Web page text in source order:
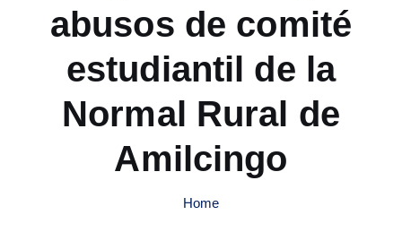
abusos de comité
estudiantil de la
Normal Rural de
Amilcingo
Home